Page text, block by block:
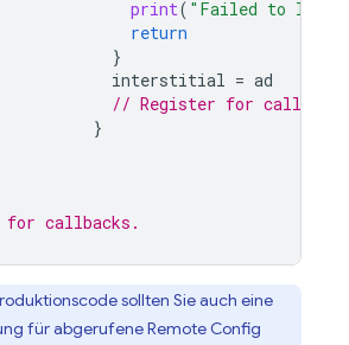
print( "Failed to
return
}
interstitial = ad
// Register for
}
callbacks.
sollten Sie auch eine
für abgerufeneRemote Config